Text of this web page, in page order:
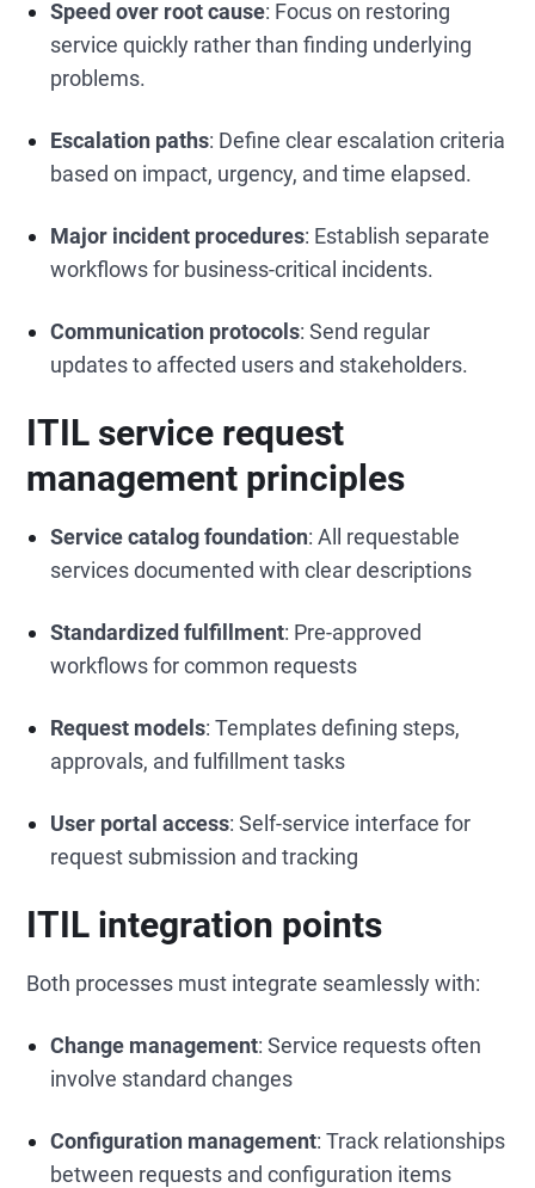
Speed over root cause: Focus on restoring
service quickly rather than finding underlying
problems.
Escalation paths: Define clear escalation criteria
based on impact, urgency, and time elapsed.
Major incident procedures: Establish separate
workflows for business-critical incidents.
Communication protocols: Send regular
updates to affected users and stakeholders.
ITIL service request
management principles
Service catalog foundation: All requestable
services documented with clear descriptions
Standardized fulfillment: Pre-approved
workflows for common requests
Request models: Templates defining steps,
approvals, and fulfillment tasks
User portal access: Self-service interface for
request submission and tracking
ITIL integration points
Both processes must integrate seamlessly with:
Change management: Service requests often
involve standard changes
Configuration management: Track relationships
between requests and configuration items